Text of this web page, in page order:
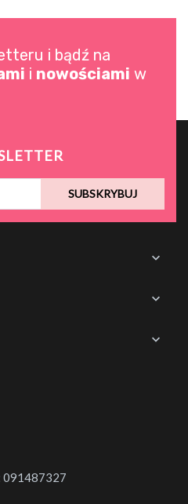
i bądź na
i nowościami w
SUBSKRYBUJ



091487327